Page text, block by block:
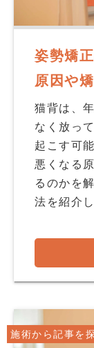
姿勢矯
原因や
猫背は、
なく放っ
起こす可
悪くなる
るのかを
法を紹介
施術から記事を